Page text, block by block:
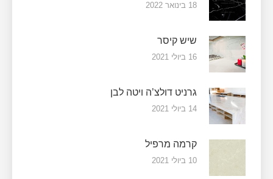
18 בינואר 2022
שיש קיסר
16 ביולי 2021
גרניט דולצ’ה ויטה לבן
14 ביולי 2021
קרמה מרפיל
10 ביולי 2021